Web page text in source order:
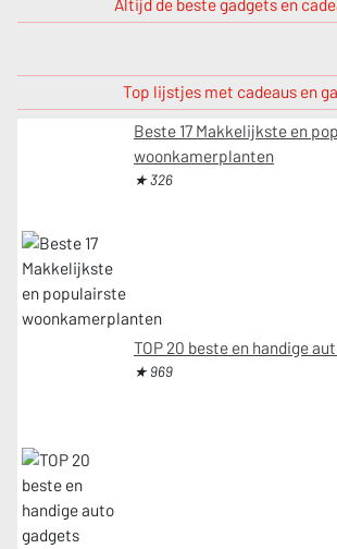
Altijd de beste gadgets en
Top lijstjes met cadeaus en
Beste 17 Makkelijkste en
woonkamerplanten
★ 326
TOP 20 beste en handige
★ 969